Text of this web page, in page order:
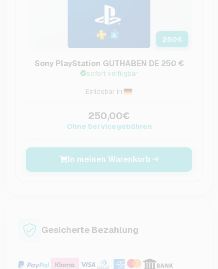
250€
Sony PlayStation GUTHABEN DE 250 €
sofort verfügbar
Einlösbar in:
250,00€
Ohne Servicegebühren
In meinen Warenkorb
Gesicherte Bezahlung